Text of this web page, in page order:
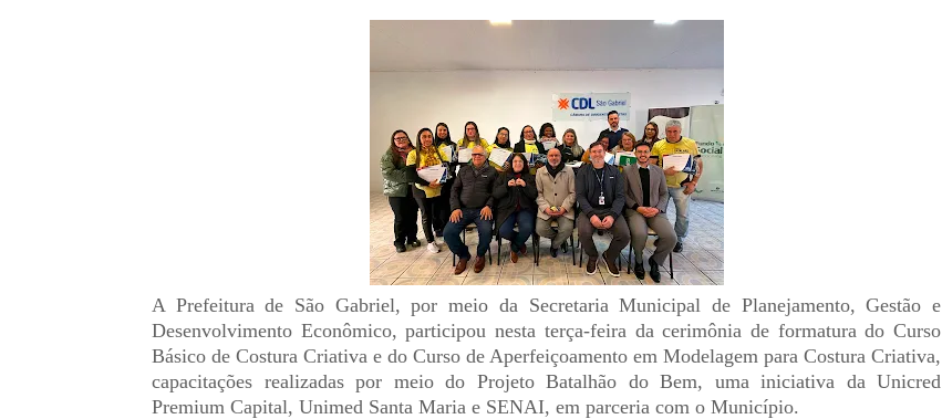
A Prefeitura de São Gabriel, por meio da Secretaria Municipal de Planejamento, Gestão e
Desenvolvimento Econômico, participou nesta terça-feira da cerimônia de formatura do Curso
Básico de Costura Criativa e do Curso de Aperfeiçoamento em Modelagem para Costura Criativa,
capacitações realizadas por meio do Projeto Batalhão do Bem, uma iniciativa da Unicred
Premium Capital, Unimed Santa Maria e SENAI, em parceria com o Município.